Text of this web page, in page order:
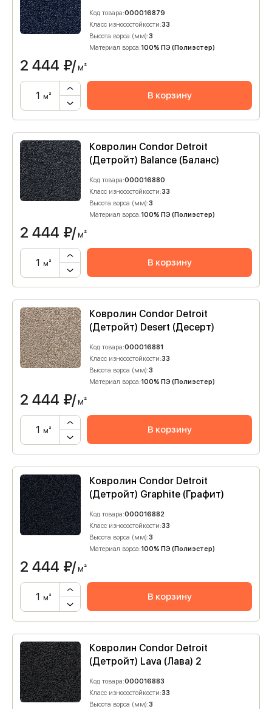
Код товара:000016879
Класс износостойкости:33
Высота ворса (мм):3
Материал ворса:100% ПЭ (Полиэстер)
2 444 ₽/м²
м² В корзину
Ковролин Condor Detroit
(Детройт) Balance (Баланс)
Код товара:000016880
Класс износостойкости:33
Высота ворса (мм):3
Материал ворса:100% ПЭ (Полиэстер)
2 444 ₽/м²
м² В корзину
Ковролин Condor Detroit
(Детройт) Desert (Десерт)
Код товара:000016881
Класс износостойкости:33
Высота ворса (мм):3
Материал ворса:100% ПЭ (Полиэстер)
2 444 ₽/м²
м² В корзину
Ковролин Condor Detroit
(Детройт) Graphite (Графит)
Код товара:000016882
Класс износостойкости:33
Высота ворса (мм):3
Материал ворса:100% ПЭ (Полиэстер)
2 444 ₽/м²
м² В корзину
Ковролин Condor Detroit
(Детройт) Lava (Лава) 2
Код товара:000016883
Класс износостойкости:33
Высота ворса (мм):3